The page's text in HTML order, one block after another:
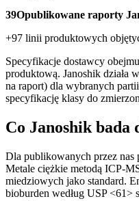
39Opublikowane raporty
+97 linii produktowych
Specyfikacje dostawcy
produktową. Janoshik działa
na raport) dla wybranych
specyfikację klasy do
Co Janoshik bada
Dla publikowanych przez nas
Metale ciężkie metodą ICP-
miedziowych jako standard.
bioburden według USP <61>